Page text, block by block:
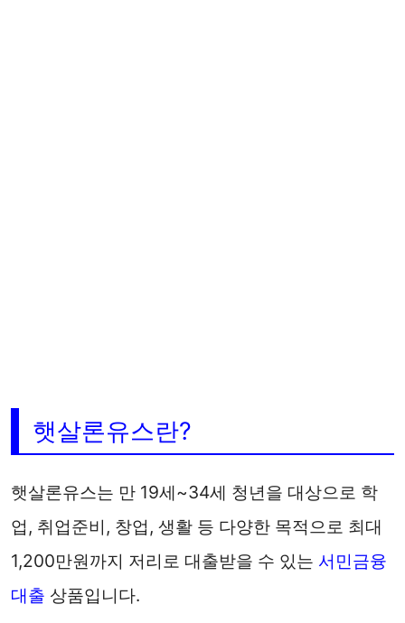
햇살론유스란?
햇살론유스는 만 19세~34세 청년을 대상으로 학
업, 취업준비, 창업, 생활 등 다양한 목적으로 최대
1,200만원까지 저리로 대출받을 수 있는 서민금융
대출 상품입니다.